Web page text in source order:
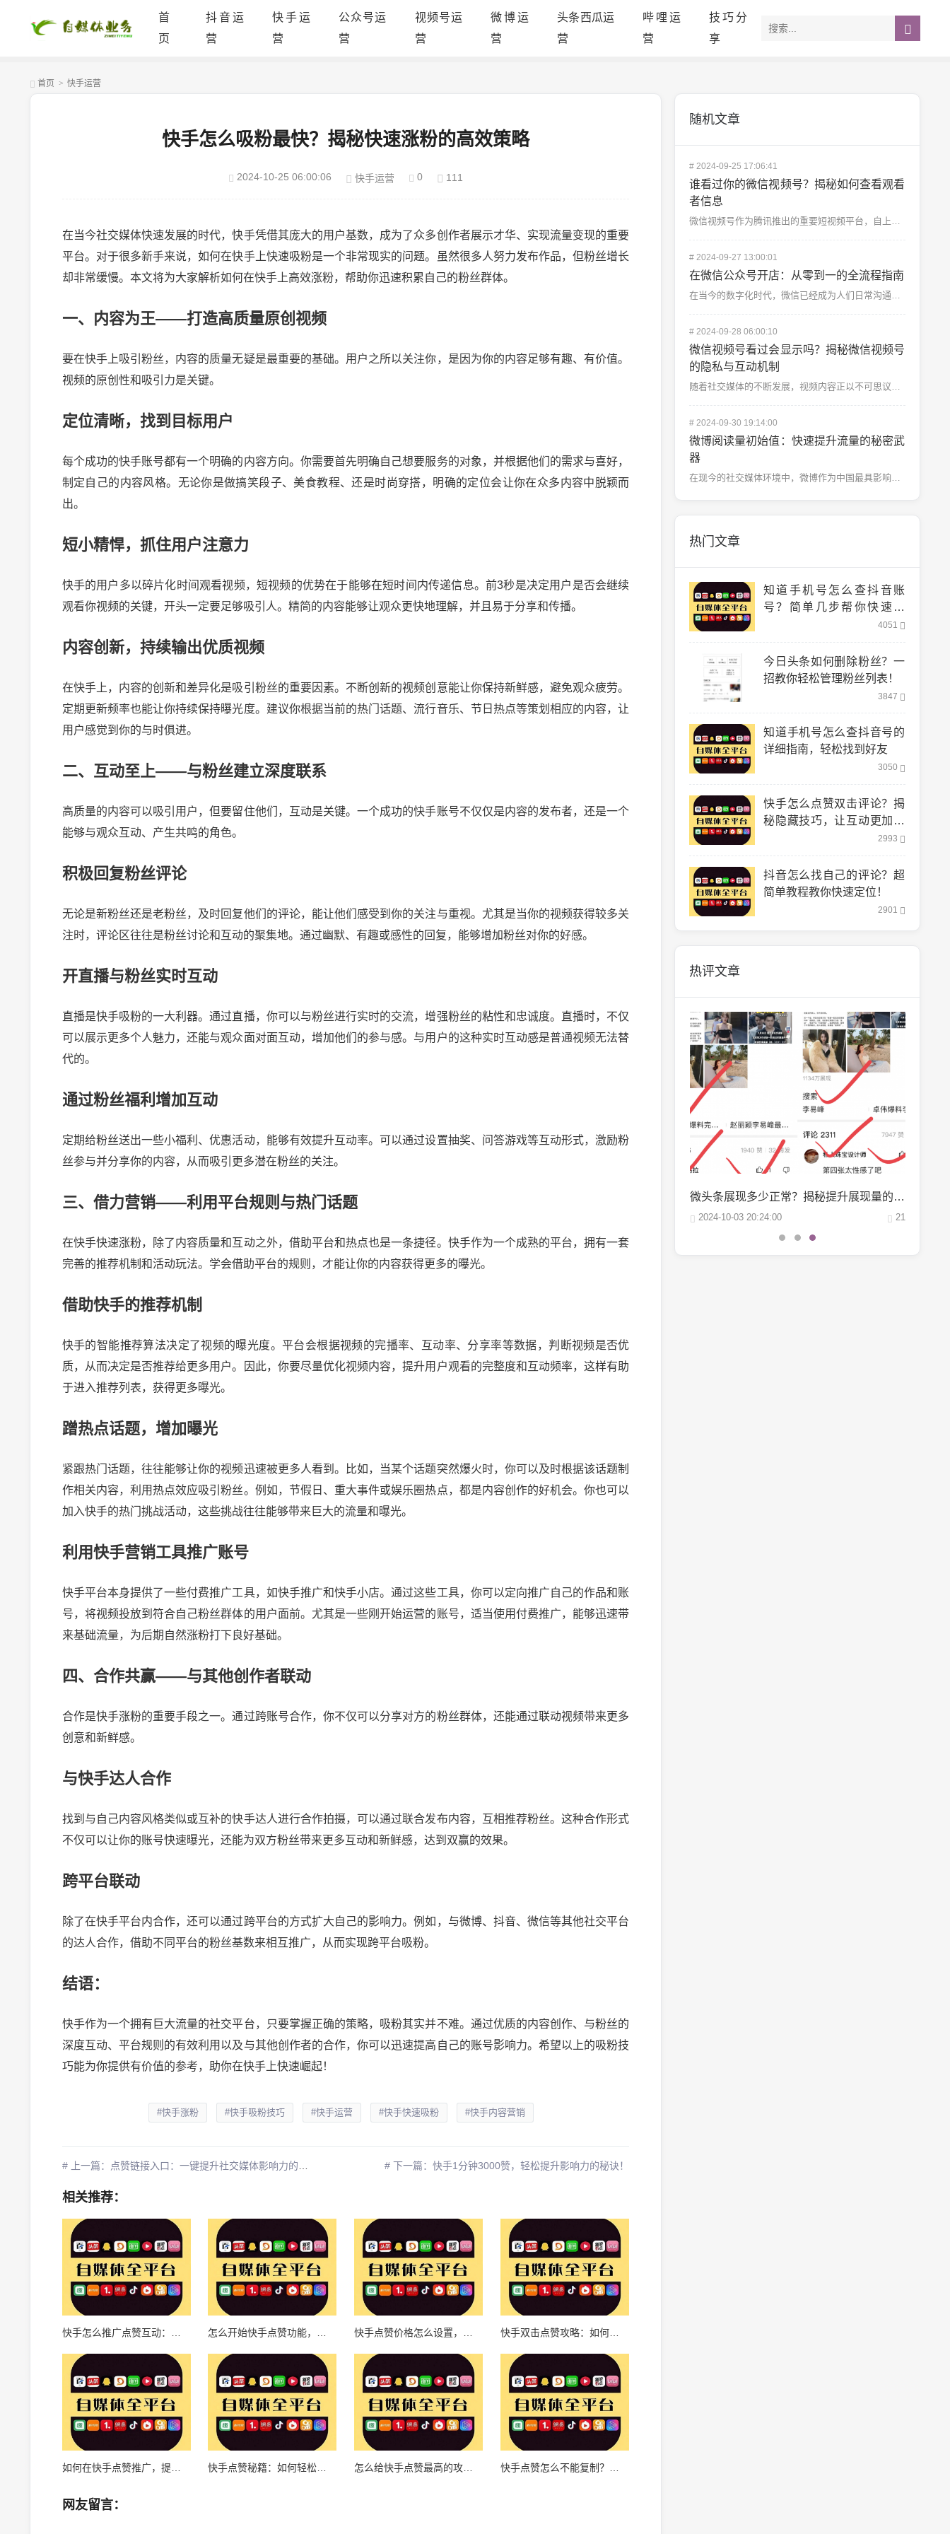
首
页
抖音运
营
快手运
营
公众号运
营
视频号运
营
微博运
营
头条西瓜运
营
哔哩运
营
技巧分
享
首页 > 快手运营
快手怎么吸粉最快？揭秘快速涨粉的高效策略
2024-10-25 06:00:06 快手运营 0 111
在当今社交媒体快速发展的时代，快手凭借其庞大的用户基数，成为了众多创作者展示才华、实现流量变现的重要
平台。对于很多新手来说，如何在快手上快速吸粉是一个非常现实的问题。虽然很多人努力发布作品，但粉丝增长
却非常缓慢。本文将为大家解析如何在快手上高效涨粉，帮助你迅速积累自己的粉丝群体。
一、内容为王——打造高质量原创视频
要在快手上吸引粉丝，内容的质量无疑是最重要的基础。用户之所以关注你，是因为你的内容足够有趣、有价值。
视频的原创性和吸引力是关键。
定位清晰，找到目标用户
每个成功的快手账号都有一个明确的内容方向。你需要首先明确自己想要服务的对象，并根据他们的需求与喜好，
制定自己的内容风格。无论你是做搞笑段子、美食教程、还是时尚穿搭，明确的定位会让你在众多内容中脱颖而
出。
短小精悍，抓住用户注意力
快手的用户多以碎片化时间观看视频，短视频的优势在于能够在短时间内传递信息。前3秒是决定用户是否会继续
观看你视频的关键，开头一定要足够吸引人。精简的内容能够让观众更快地理解，并且易于分享和传播。
内容创新，持续输出优质视频
在快手上，内容的创新和差异化是吸引粉丝的重要因素。不断创新的视频创意能让你保持新鲜感，避免观众疲劳。
定期更新频率也能让你持续保持曝光度。建议你根据当前的热门话题、流行音乐、节日热点等策划相应的内容，让
用户感觉到你的与时俱进。
二、互动至上——与粉丝建立深度联系
高质量的内容可以吸引用户，但要留住他们，互动是关键。一个成功的快手账号不仅仅是内容的发布者，还是一个
能够与观众互动、产生共鸣的角色。
积极回复粉丝评论
无论是新粉丝还是老粉丝，及时回复他们的评论，能让他们感受到你的关注与重视。尤其是当你的视频获得较多关
注时，评论区往往是粉丝讨论和互动的聚集地。通过幽默、有趣或感性的回复，能够增加粉丝对你的好感。
开直播与粉丝实时互动
直播是快手吸粉的一大利器。通过直播，你可以与粉丝进行实时的交流，增强粉丝的粘性和忠诚度。直播时，不仅
可以展示更多个人魅力，还能与观众面对面互动，增加他们的参与感。与用户的这种实时互动感是普通视频无法替
代的。
通过粉丝福利增加互动
定期给粉丝送出一些小福利、优惠活动，能够有效提升互动率。可以通过设置抽奖、问答游戏等互动形式，激励粉
丝参与并分享你的内容，从而吸引更多潜在粉丝的关注。
三、借力营销——利用平台规则与热门话题
在快手快速涨粉，除了内容质量和互动之外，借助平台和热点也是一条捷径。快手作为一个成熟的平台，拥有一套
完善的推荐机制和活动玩法。学会借助平台的规则，才能让你的内容获得更多的曝光。
借助快手的推荐机制
快手的智能推荐算法决定了视频的曝光度。平台会根据视频的完播率、互动率、分享率等数据，判断视频是否优
质，从而决定是否推荐给更多用户。因此，你要尽量优化视频内容，提升用户观看的完整度和互动频率，这样有助
于进入推荐列表，获得更多曝光。
蹭热点话题，增加曝光
紧跟热门话题，往往能够让你的视频迅速被更多人看到。比如，当某个话题突然爆火时，你可以及时根据该话题制
作相关内容，利用热点效应吸引粉丝。例如，节假日、重大事件或娱乐圈热点，都是内容创作的好机会。你也可以
加入快手的热门挑战活动，这些挑战往往能够带来巨大的流量和曝光。
利用快手营销工具推广账号
快手平台本身提供了一些付费推广工具，如快手推广和快手小店。通过这些工具，你可以定向推广自己的作品和账
号，将视频投放到符合自己粉丝群体的用户面前。尤其是一些刚开始运营的账号，适当使用付费推广，能够迅速带
来基础流量，为后期自然涨粉打下良好基础。
四、合作共赢——与其他创作者联动
合作是快手涨粉的重要手段之一。通过跨账号合作，你不仅可以分享对方的粉丝群体，还能通过联动视频带来更多
创意和新鲜感。
与快手达人合作
找到与自己内容风格类似或互补的快手达人进行合作拍摄，可以通过联合发布内容，互相推荐粉丝。这种合作形式
不仅可以让你的账号快速曝光，还能为双方粉丝带来更多互动和新鲜感，达到双赢的效果。
跨平台联动
除了在快手平台内合作，还可以通过跨平台的方式扩大自己的影响力。例如，与微博、抖音、微信等其他社交平台
的达人合作，借助不同平台的粉丝基数来相互推广，从而实现跨平台吸粉。
结语：
快手作为一个拥有巨大流量的社交平台，只要掌握正确的策略，吸粉其实并不难。通过优质的内容创作、与粉丝的
深度互动、平台规则的有效利用以及与其他创作者的合作，你可以迅速提高自己的账号影响力。希望以上的吸粉技
巧能为你提供有价值的参考，助你在快手上快速崛起！
#快手涨粉 #快手吸粉技巧 #快手运营 #快手快速吸粉 #快手内容营销
# 上一篇：点赞链接入口：一键提升社交媒体影响力的神奇工具 # 下一篇：快手1分钟3000赞，轻松提升影响力的秘诀！
相关推荐：
快手双击点赞攻略：如何高效推广你的作品
如何在快手点赞推广，提升内容曝光？
网友留言：
随机文章
#2024-09-25 17:06:41
谁看过你的微信视频号？揭秘如何查看观看
者信息
微信视频号作为腾讯推出的重要短视频平台，自上线以来，已经吸引了无数创作者的加入。无论是个人用户还是企...
#2024-09-27 13:00:01
在微信公众号开店：从零到一的全流程指南
在当今的数字化时代，微信已经成为人们日常沟通和购物的重要工具。而随着微信小店的推出，越来越多的商家选...
#2024-09-28 06:00:10
微信视频号看过会显示吗？揭秘微信视频号
的隐私与互动机制
随着社交媒体的不断发展，视频内容正以不可思议的速度占领着人们的日常生活，微信视频号作为微信生态的一部...
#2024-09-30 19:14:00
微博阅读量初始值：快速提升流量的秘密武
器
在现今的社交媒体环境中，微博作为中国最具影响力的社交平台之一，拥有庞大的用户基础和极高的互动率。无论...
热门文章
知道手机号怎么查抖音账
号？简单几步帮你快速找
4051
今日头条如何删除粉丝？一
招教你轻松管理粉丝列表！
3847
知道手机号怎么查抖音号的
详细指南，轻松找到好友
3050
快手怎么点赞双击评论？揭
秘隐藏技巧，让互动更加轻
2993
抖音怎么找自己的评论？超
简单教程教你快速定位！
2901
热评文章
微头条展现多少正常？揭秘提升展现量的秘诀 微头条展现多少正常？揭秘提升展现量的秘诀
2024-10-03 20:24:00 21